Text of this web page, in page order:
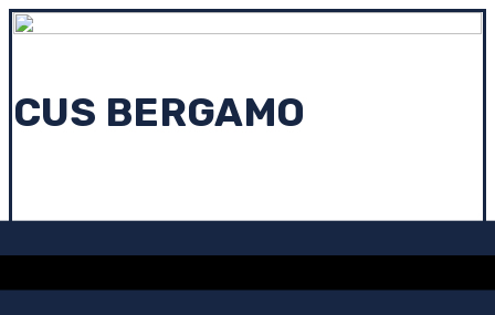
CUS BERGAMO